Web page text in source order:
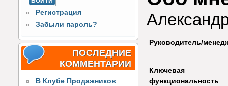
Регистрация
Забыли пароль?
ПОСЛЕДНИЕ
КОММЕНТАРИИ
В Клубе Продажников
Руководитель/
Ключевая
функциональность